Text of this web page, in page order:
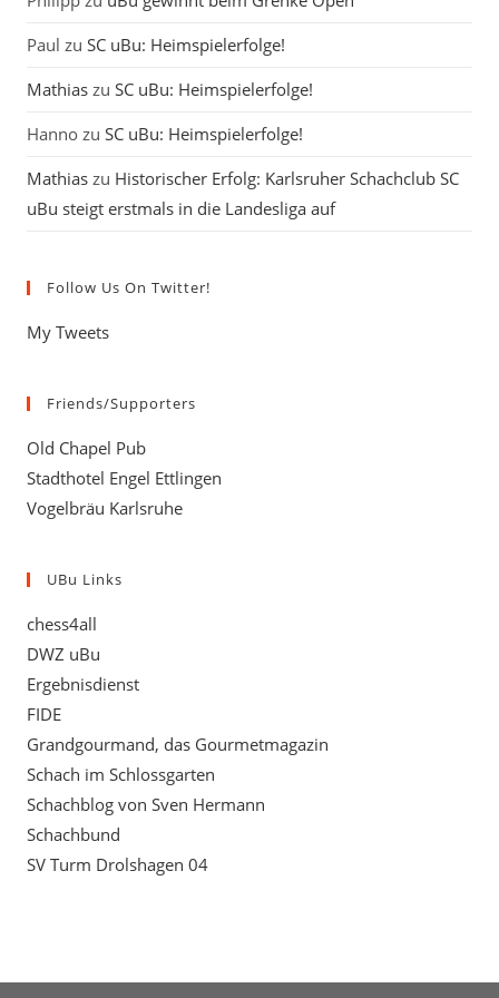
Paul zuSC uBu: Heimspielerfolge!
Mathias zuSC uBu: Heimspielerfolge!
Hanno zuSC uBu: Heimspielerfolge!
Mathias zu Historischer Erfolg: Karlsruher Schachclub SC
uBu steigt erstmals in die Landesliga auf
Follow Us On Twitter!
My Tweets
Friends/Supporters
Old Chapel Pub
Stadthotel Engel Ettlingen
Vogelbräu Karlsruhe
UBu Links
chess4all
DWZ uBu
Ergebnisdienst
FIDE
Grandgourmand, das Gourmetmagazin
Schach im Schlossgarten
Schachblog von Sven Hermann
Schachbund
SV Turm Drolshagen 04